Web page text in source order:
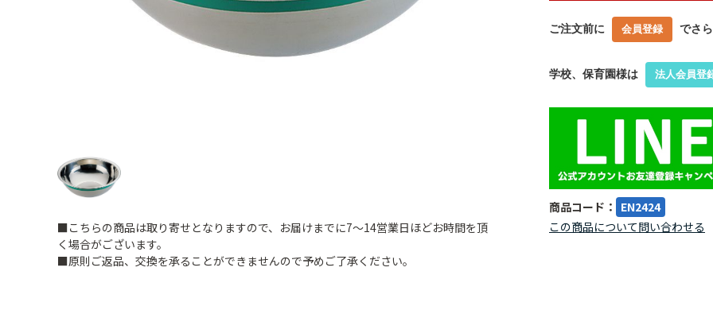
■こちらの商品は取り寄せとなりますので、お届けまでに7～14営業日ほどお時間を頂
く場合がございます。
■原則ご返品、交換を承ることができませんので予めご了承ください。
ご注文前に 会員登録 でさ
学校、保育園様は 法人会員登
商品コード： EN2424
この商品について問い合わせる